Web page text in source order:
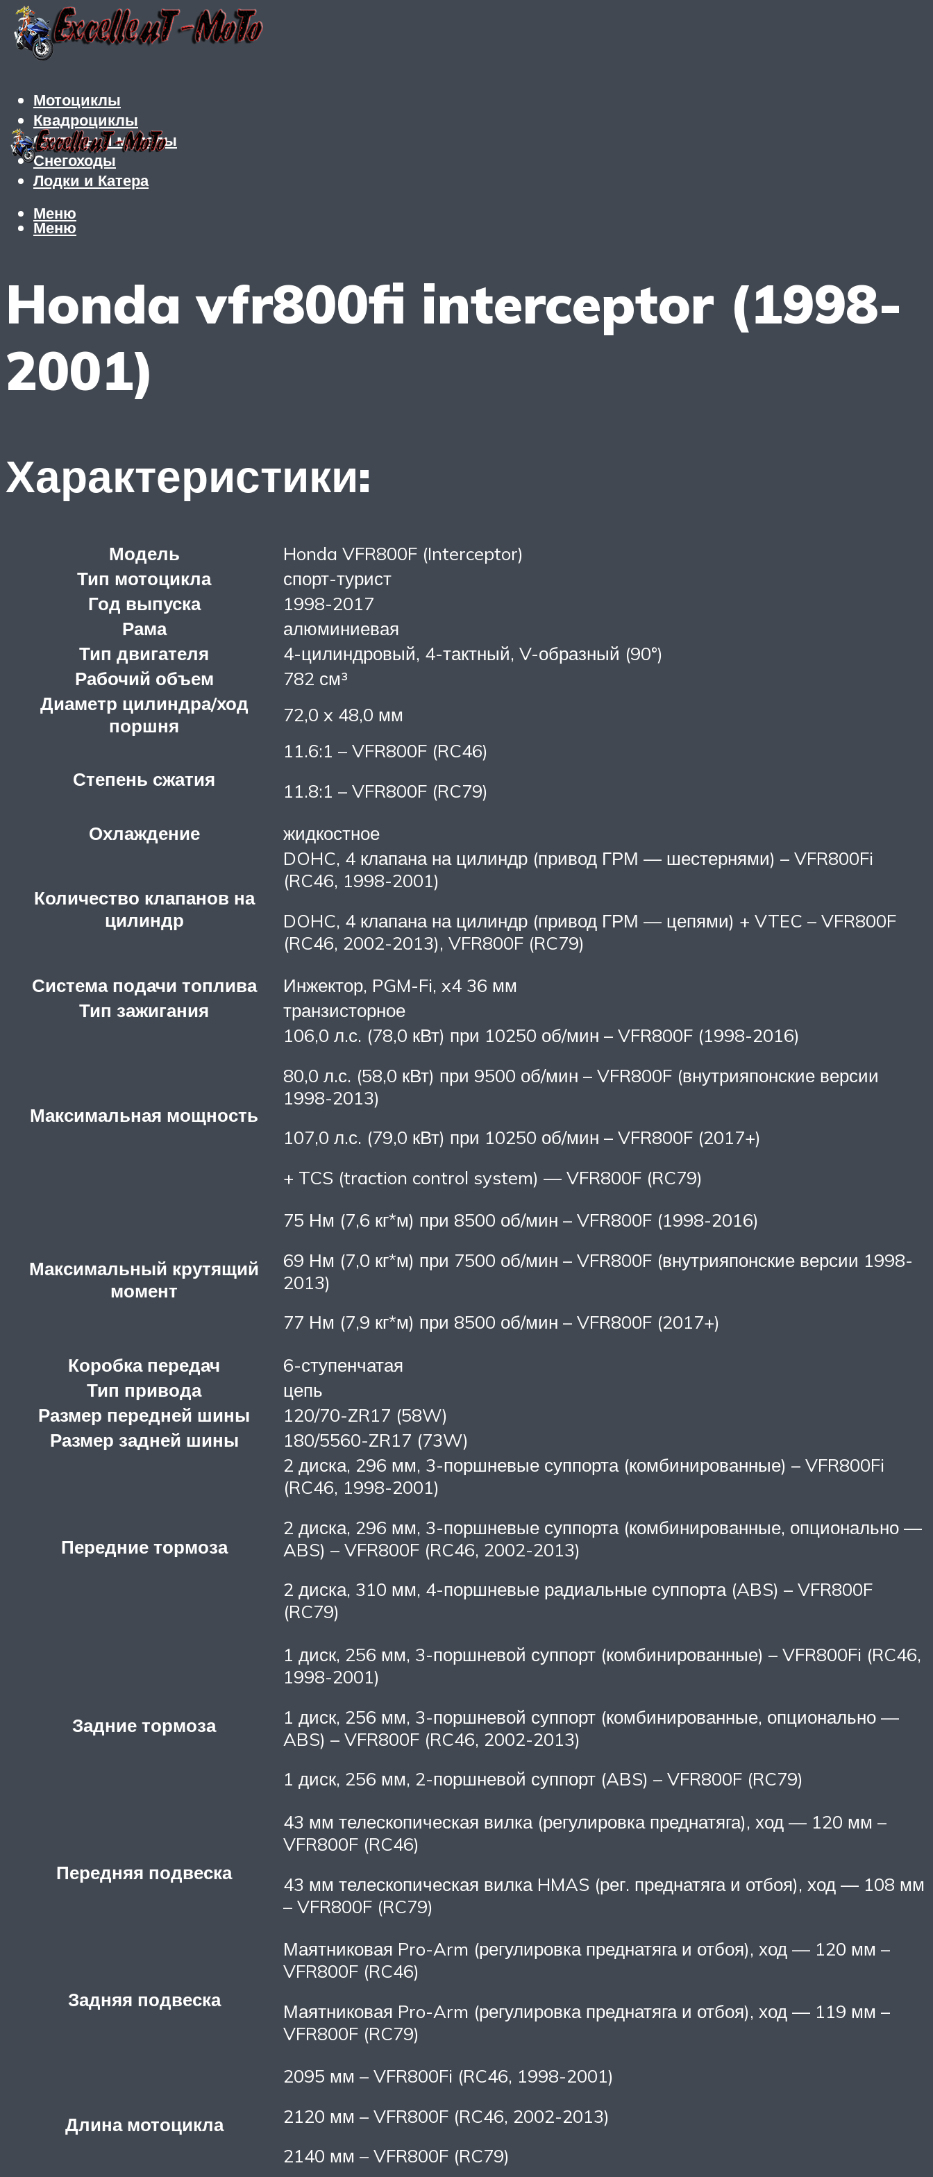
Мотоциклы
Квадроциклы
Скутеры и мопеды
Снегоходы
Лодки и Катера
Меню
Меню
Honda vfr800fi interceptor (1998-
2001)
Характеристики:
Модель
Honda VFR800F (Interceptor)
Тип мотоцикла
спорт-турист
Год выпуска
1998-2017
Рама
алюминиевая
Тип двигателя
4-цилиндровый, 4-тактный, V-образный (90°)
Рабочий объем
782 см³
Диаметр цилиндра/ход
поршня
72,0 x 48,0 мм
Степень сжатия
11.6:1 – VFR800F (RC46)
11.8:1 – VFR800F (RC79)
Охлаждение
жидкостное
Количество клапанов на
цилиндр
DOHC, 4 клапана на цилиндр (привод ГРМ — шестернями) – VFR800Fi
(RC46, 1998-2001)
DOHC, 4 клапана на цилиндр (привод ГРМ — цепями) + VTEC – VFR800F
(RC46, 2002-2013), VFR800F (RC79)
Система подачи топлива
Инжектор, PGM-Fi, x4 36 мм
Тип зажигания
транзисторное
Максимальная мощность
106,0 л.с. (78,0 кВт) при 10250 об/мин – VFR800F (1998-2016)
80,0 л.с. (58,0 кВт) при 9500 об/мин – VFR800F (внутрияпонские версии
1998-2013)
107,0 л.с. (79,0 кВт) при 10250 об/мин – VFR800F (2017+)
+ TCS (traction control system) — VFR800F (RC79)
Максимальный крутящий
момент
75 Нм (7,6 кг*м) при 8500 об/мин – VFR800F (1998-2016)
69 Нм (7,0 кг*м) при 7500 об/мин – VFR800F (внутрияпонские версии 1998-
2013)
77 Нм (7,9 кг*м) при 8500 об/мин – VFR800F (2017+)
Коробка передач
6-ступенчатая
Тип привода
цепь
Размер передней шины
120/70-ZR17 (58W)
Размер задней шины
180/5560-ZR17 (73W)
Передние тормоза
2 диска, 296 мм, 3-поршневые суппорта (комбинированные) – VFR800Fi
(RC46, 1998-2001)
2 диска, 296 мм, 3-поршневые суппорта (комбинированные, опционально —
ABS) – VFR800F (RC46, 2002-2013)
2 диска, 310 мм, 4-поршневые радиальные суппорта (ABS) – VFR800F
(RC79)
Задние тормоза
1 диск, 256 мм, 3-поршневой суппорт (комбинированные) – VFR800Fi (RC46,
1998-2001)
1 диск, 256 мм, 3-поршневой суппорт (комбинированные, опционально —
ABS) – VFR800F (RC46, 2002-2013)
1 диск, 256 мм, 2-поршневой суппорт (ABS) – VFR800F (RC79)
Передняя подвеска
43 мм телескопическая вилка (регулировка преднатяга), ход — 120 мм –
VFR800F (RC46)
43 мм телескопическая вилка HMAS (рег. преднатяга и отбоя), ход — 108 мм
– VFR800F (RC79)
Задняя подвеска
Маятниковая Pro-Arm (регулировка преднатяга и отбоя), ход — 120 мм –
VFR800F (RC46)
Маятниковая Pro-Arm (регулировка преднатяга и отбоя), ход — 119 мм –
VFR800F (RC79)
Длина мотоцикла
2095 мм – VFR800Fi (RC46, 1998-2001)
2120 мм – VFR800F (RC46, 2002-2013)
2140 мм – VFR800F (RC79)